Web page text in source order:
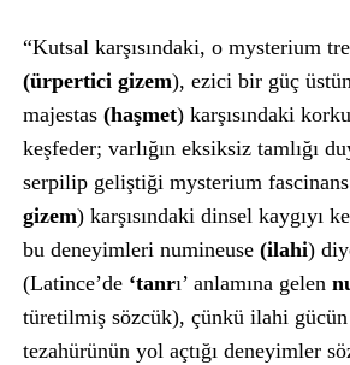
“Kutsal karşısındaki, o mysterium
(ürpertici gizem), ezici bir güç
majestas (haşmet) karşısındaki
keşfeder; varlığın eksiksiz tamlığı
serpilip geliştiği mysterium
gizem) karşısındaki dinsel kaygıyı
bu deneyimleri numineuse (ilahi)
(Latince’de ‘tanrı’ anlamına gelen
türetilmiş sözcük), çünkü ilahi
tezahürünün yol açtığı deneyimler